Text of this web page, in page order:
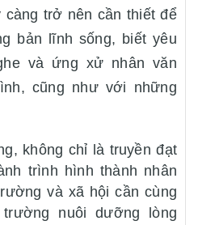
càng trở nên cần thiết để
bản lĩnh sống, biết yêu
và ứng xử nhân văn
cũng như với những
không chỉ là truyền đạt
trình hình thành nhân
và xã hội cần cùng
nuôi dưỡng lòng